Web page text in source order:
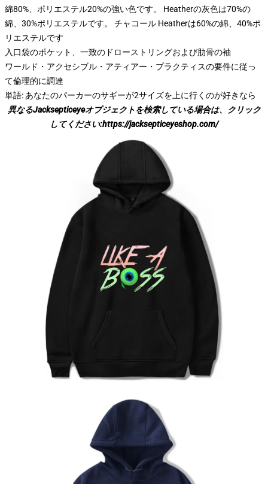
綿80%、ポリエステル20%の強い色です。 Heatherの灰色は70%の
綿、30%ポリエステルです。 チャコール Heatherは60%の綿、40%ポ
リエステルです
入口袋のポケット、一致のドローストリングおよび肋骨の袖
ワールド・アクセシブル・アティアー・プラクティスの要件に従っ
て倫理的に調達
単語: あなたのパーカーのサギーが2サイズを上に行くのが好きなら
異なるJacksepticeyeオブジェクトを検索している場合は、クリック
してください:https://jacksepticeyeshop.com/